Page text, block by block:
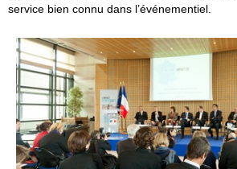
service bien connu dans l’événementiel.